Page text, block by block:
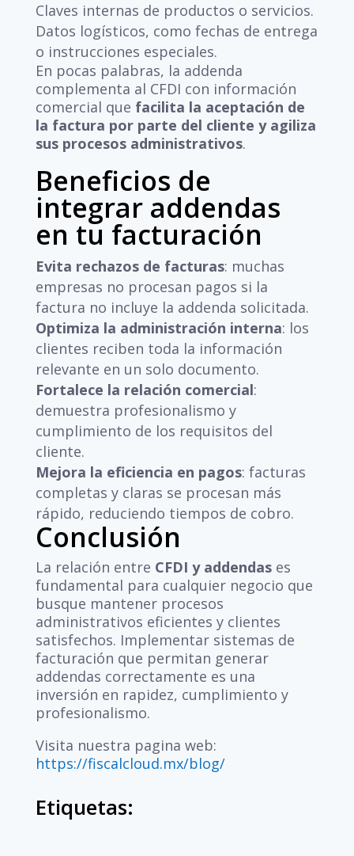
Claves internas de productos o servicios.
Datos logísticos, como fechas de entrega
o instrucciones especiales.
En pocas palabras, la addenda
complementa al CFDI con información
comercial que facilita la aceptación de
la factura por parte del cliente y agiliza
sus procesos administrativos.
Beneficios de
integrar addendas
en tu facturación
Evita rechazos de facturas: muchas
empresas no procesan pagos si la
factura no incluye la addenda solicitada.
Optimiza la administración interna: los
clientes reciben toda la información
relevante en un solo documento.
Fortalece la relación comercial:
demuestra profesionalismo y
cumplimiento de los requisitos del
cliente.
Mejora la eficiencia en pagos: facturas
completas y claras se procesan más
rápido, reduciendo tiempos de cobro.
Conclusión
La relación entre CFDI y addendases
fundamental para cualquier negocio que
busque mantener procesos
administrativos eficientes y clientes
satisfechos. Implementar sistemas de
facturación que permitan generar
addendas correctamente es una
inversión en rapidez, cumplimiento y
profesionalismo.
Visita nuestra pagina web:
https://fiscalcloud.mx/blog/
Etiquetas: